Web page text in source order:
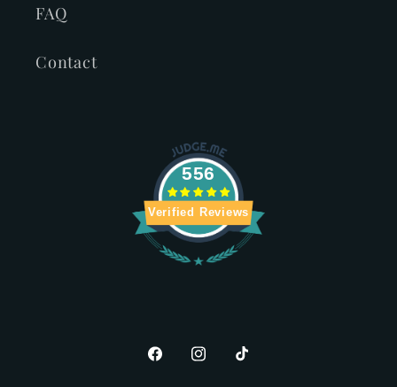
FAQ
Contact
556
Verified Reviews
FacebookInstagram
TikTok